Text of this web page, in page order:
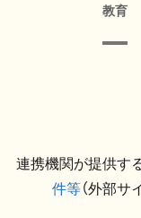
教育
連携機関が提供す
件等（外部サ